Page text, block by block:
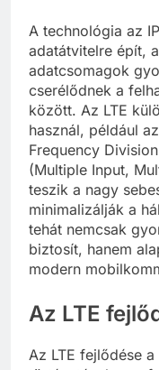
A technológia az
adatátvitelre épít,
adatcsomagok
cserélődnek a
között. Az LTE
használ, például
Frequency
(Multiple Input,
teszik a nagy
minimalizálják a
tehát nemcsak
biztosít, hanem
modern
Az LTE
Az LTE fejlődése